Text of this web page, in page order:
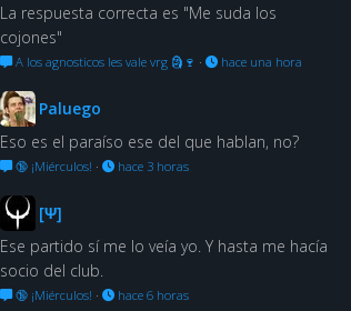
La respuesta correcta es "Me suda los
cojones"
A los agnosticos les vale vrg 🗿🍷 · hace una hora
Paluego
Eso es el paraíso ese del que hablan, no?
🔞 ¡Miérculos! · hace 3 horas
[Ψ]
Ese partido sí me lo veía yo. Y hasta me hacía
socio del club.
🔞 ¡Miérculos! · hace 6 horas